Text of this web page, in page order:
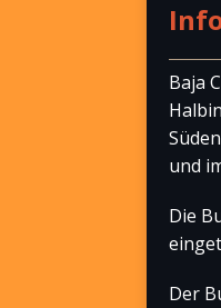
Baja
und
Die
Der